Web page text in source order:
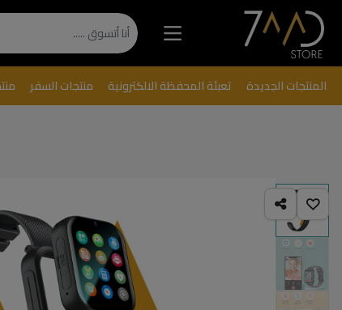
المنتجات الجديدة تعبئة المحفظة الالكترونية منتجات السفر